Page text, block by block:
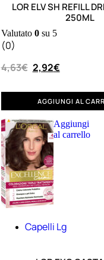
LOR ELV SH REFILL
250ML
Valutato 0su 5
(0)
4,63€ 2,92€
AGGIUNGI AL
Aggiungi
al carrello
Capelli Lg